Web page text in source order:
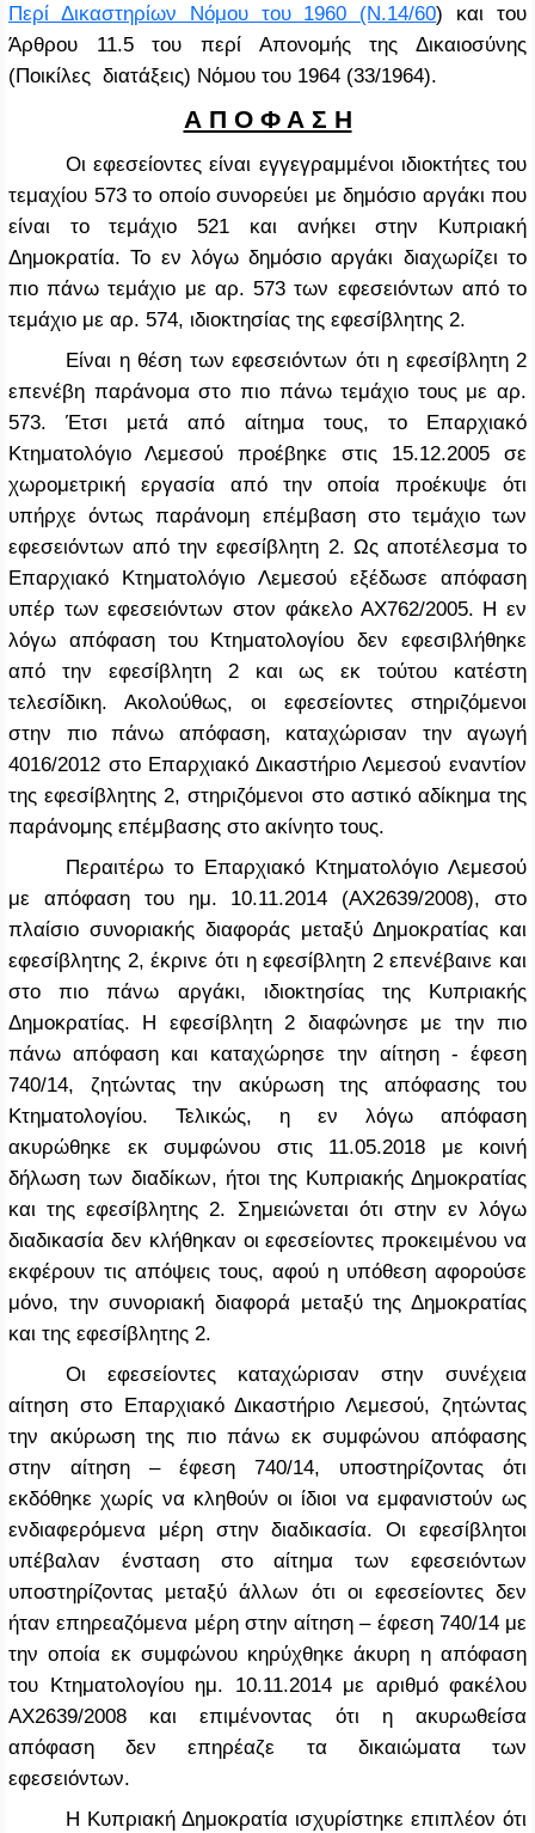
Περί Δικαστηρίων Νόμου του 1960 (Ν.14/60) και του
Άρθρου 11.5 του περί Απονομής της Δικαιοσύνης
(Ποικίλες διατάξεις) Νόμου του 1964 (33/1964).
Α Π Ο Φ Α Σ Η
Οι εφεσείοντες είναι εγγεγραμμένοι ιδιοκτήτες του
τεμαχίου 573 το οποίο συνορεύει με δημόσιο αργάκι που
είναι το τεμάχιο 521 και ανήκει στην Κυπριακή
Δημοκρατία. Το εν λόγω δημόσιο αργάκι διαχωρίζει το
πιο πάνω τεμάχιο με αρ. 573 των εφεσειόντων από το
τεμάχιο με αρ. 574, ιδιοκτησίας της εφεσίβλητης 2.
Είναι η θέση των εφεσειόντων ότι η εφεσίβλητη 2
επενέβη παράνομα στο πιο πάνω τεμάχιο τους με αρ.
573. Έτσι μετά από αίτημα τους, το Επαρχιακό
Κτηματολόγιο Λεμεσού προέβηκε στις 15.12.2005 σε
χωρομετρική εργασία από την οποία προέκυψε ότι
υπήρχε όντως παράνομη επέμβαση στο τεμάχιο των
εφεσειόντων από την εφεσίβλητη 2. Ως αποτέλεσμα το
Επαρχιακό Κτηματολόγιο Λεμεσού εξέδωσε απόφαση
υπέρ των εφεσειόντων στον φάκελο ΑΧ762/2005. Η εν
λόγω απόφαση του Κτηματολογίου δεν εφεσιβλήθηκε
από την εφεσίβλητη 2 και ως εκ τούτου κατέστη
τελεσίδικη. Ακολούθως, οι εφεσείοντες στηριζόμενοι
στην πιο πάνω απόφαση, καταχώρισαν την αγωγή
4016/2012 στο Επαρχιακό Δικαστήριο Λεμεσού εναντίον
της εφεσίβλητης 2, στηριζόμενοι στο αστικό αδίκημα της
παράνομης επέμβασης στο ακίνητο τους.
Περαιτέρω το Επαρχιακό Κτηματολόγιο Λεμεσού
με απόφαση του ημ. 10.11.2014 (ΑΧ2639/2008), στο
πλαίσιο συνοριακής διαφοράς μεταξύ Δημοκρατίας και
εφεσίβλητης 2, έκρινε ότι η εφεσίβλητη 2 επενέβαινε και
στο πιο πάνω αργάκι, ιδιοκτησίας της Κυπριακής
Δημοκρατίας. Η εφεσίβλητη 2 διαφώνησε με την πιο
πάνω απόφαση και καταχώρησε την αίτηση - έφεση
740/14, ζητώντας την ακύρωση της απόφασης του
Κτηματολογίου. Τελικώς, η εν λόγω απόφαση
ακυρώθηκε εκ συμφώνου στις 11.05.2018 με κοινή
δήλωση των διαδίκων, ήτοι της Κυπριακής Δημοκρατίας
και της εφεσίβλητης 2. Σημειώνεται ότι στην εν λόγω
διαδικασία δεν κλήθηκαν οι εφεσείοντες προκειμένου να
εκφέρουν τις απόψεις τους, αφού η υπόθεση αφορούσε
μόνο, την συνοριακή διαφορά μεταξύ της Δημοκρατίας
και της εφεσίβλητης 2.
Οι εφεσείοντες καταχώρισαν στην συνέχεια
αίτηση στο Επαρχιακό Δικαστήριο Λεμεσού, ζητώντας
την ακύρωση της πιο πάνω εκ συμφώνου απόφασης
στην αίτηση – έφεση 740/14, υποστηρίζοντας ότι
εκδόθηκε χωρίς να κληθούν οι ίδιοι να εμφανιστούν ως
ενδιαφερόμενα μέρη στην διαδικασία. Οι εφεσίβλητοι
υπέβαλαν ένσταση στο αίτημα των εφεσειόντων
υποστηρίζοντας μεταξύ άλλων ότι οι εφεσείοντες δεν
ήταν επηρεαζόμενα μέρη στην αίτηση – έφεση 740/14 με
την οποία εκ συμφώνου κηρύχθηκε άκυρη η απόφαση
του Κτηματολογίου ημ. 10.11.2014 με αριθμό φακέλου
ΑΧ2639/2008 και επιμένοντας ότι η ακυρωθείσα
απόφαση δεν επηρέαζε τα δικαιώματα των
εφεσειόντων.
Η Κυπριακή Δημοκρατία ισχυρίστηκε επιπλέον ότι